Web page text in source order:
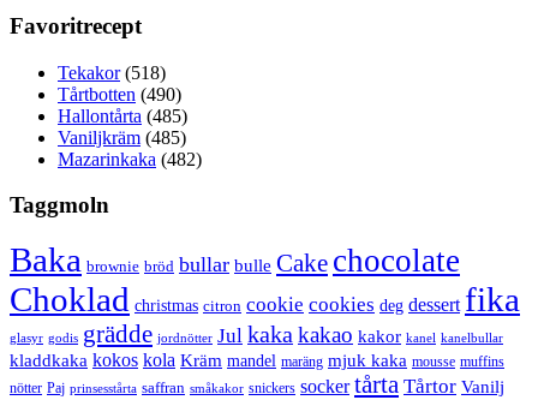
Favoritrecept
Tekakor(518)
Tårtbotten (490)
Hallontårta (485)
Vaniljkräm (485)
Mazarinkaka (482)
Taggmoln
Baka brownie bröd bullar bulle Cake chocolate
Choklad christmas citron cookie cookies deg dessert fika
glasyr godis grädde jordnötter Jul kaka kakao kakor kanel kanelbullar
kladdkaka kokos kola Kräm mandel maräng mjuk kaka mousse muffins
nötter Paj prinsesstårta saffran småkakor snickers socker tårta Tårtor Vanilj